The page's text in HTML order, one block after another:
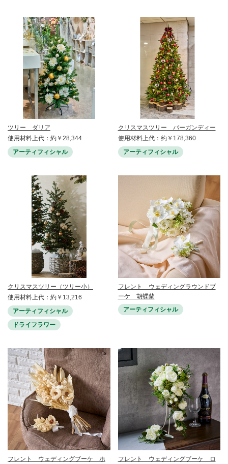
ツリー ダリア
使用材料上代：約￥28,344
アーティフィシャル
クリスマスツリー バーガンディー
使用材料上代：約￥178,360
アーティフィシャル
クリスマスツリー（ツリー小）
使用材料上代：約￥13,216
アーティフィシャル
ドライフラワー
フレント ウェディングラウンドブ
ーケ 胡蝶蘭
アーティフィシャル
フレント ウェディングブーケ ホ
フレント ウェディングブーケ ロ